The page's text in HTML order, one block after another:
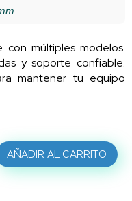
con múltiples modelos.
y soporte confiable.
mantener tu equipo
AÑADIR AL CARRITO